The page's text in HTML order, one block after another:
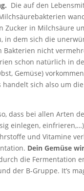
Die auf den
Zucker in Milchsäure
in dem sich die
Bakterien nicht
schon natürlich in
Gemüse)
handelt sich also um
dass bei allen Arten
einlegen,
und Vitamine
Dein Gemüse
die Fermentation
der B-Gruppe. It’s